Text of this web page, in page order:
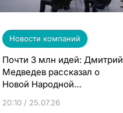
Новости компаний
Почти 3 млн идей: Дмитрий
Медведев рассказал о
Новой Народной
20:10 / 25.07.26